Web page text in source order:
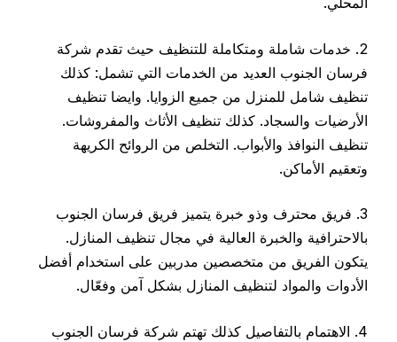
2. خدمات شاملة ومتكاملة للتنظيف حيث تقدم شركة
فرسان الجنوب العديد من الخدمات التي تشمل: كذلك
تنظيف شامل للمنزل من جميع الزوايا. وايضا تنظيف
الأرضيات والسجاد. كذلك تنظيف الأثاث والمفروشات.
تنظيف النوافذ والأبواب. التخلص من الروائح الكريهة
وتعقيم الأماكن.
3. فريق محترف وذو خبرة يتميز فريق فرسان الجنوب
بالاحترافية والخبرة العالية في مجال تنظيف المنازل.
يتكون الفريق من متخصصين مدربين على استخدام أفضل
الأدوات والمواد لتنظيف المنازل بشكل آمن وفعّال.
4. الاهتمام بالتفاصيل كذلك تهتم شركة فرسان الجنوب